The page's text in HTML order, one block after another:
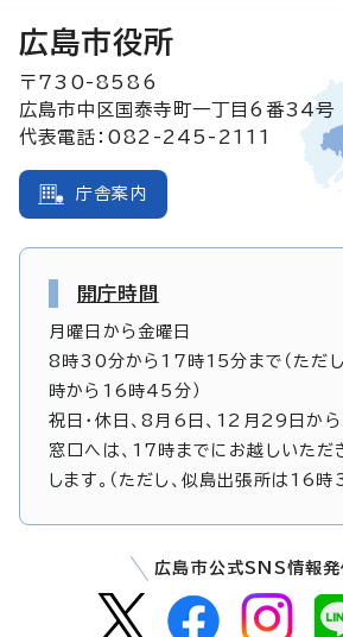
広島市役所
〒730-8586
広島市中区国泰寺町一丁目6番34号
代表電話：082-245-2111
庁舎案内
開庁時間
月曜日から金曜日
8時30分から17時15分まで（ただ
時から16時45分）
祝日・休日、8月6日、12月29日か
窓口へは、17時までにお越しいただ
します。（ただし、似島出張所は16時
広島市公式SNS情報発